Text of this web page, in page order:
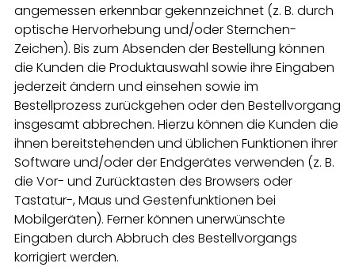
angemessen erkennbar gekennzeichnet (z. B. durch
optische Hervorhebung und/oder Sternchen-
Zeichen). Bis zum Absenden der Bestellung können
die Kunden die Produktauswahl sowie ihre Eingaben
jederzeit ändern und einsehen sowie im
Bestellprozess zurückgehen oder den Bestellvorgang
insgesamt abbrechen. Hierzu können die Kunden die
ihnen bereitstehenden und üblichen Funktionen ihrer
Software und/oder der Endgerätes verwenden (z. B.
die Vor- und Zurücktasten des Browsers oder
Tastatur-, Maus und Gestenfunktionen bei
Mobilgeräten). Ferner können unerwünschte
Eingaben durch Abbruch des Bestellvorgangs
korrigiert werden.